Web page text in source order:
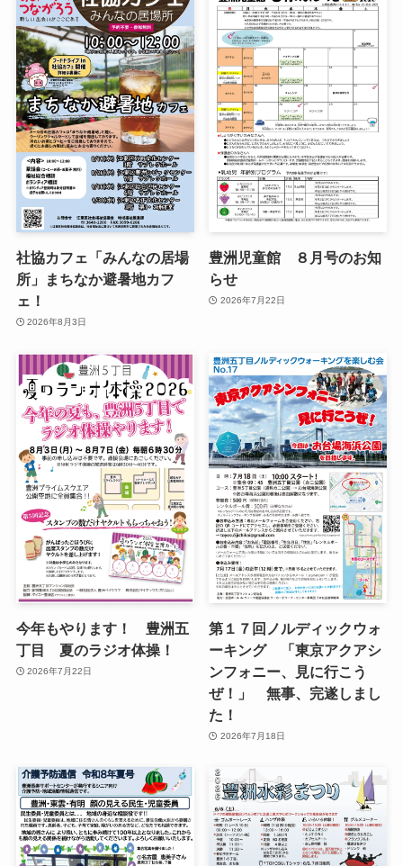
社協カフェ「みんなの居場
所」まちなか避暑地カフ
ェ！
2026年8月3日
豊洲児童館 ８月号のお知
らせ
2026年7月22日
今年もやります！ 豊洲五
丁目 夏のラジオ体操！
2026年7月22日
第１７回ノルディックウォ
ーキング 「東京アクアシ
ンフォニー、見に行こう
ぜ！」 無事、完遂しまし
た！
2026年7月18日